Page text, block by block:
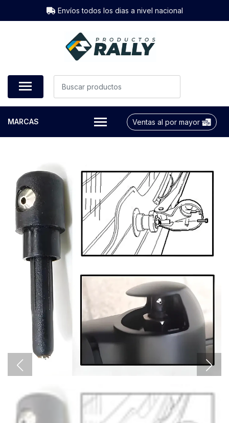
Envíos todos los dias a nivel nacional
MARCAS Ventas al por mayor